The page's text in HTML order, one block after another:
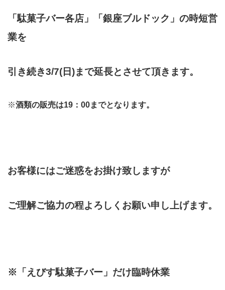
「駄菓子バー各店」「銀座ブルドック」の時短営
業を
引き続き3/7(日)まで延長とさせて頂きます。
※酒類の販売は19：00までとなります。
お客様にはご迷惑をお掛け致しますが
ご理解ご協力の程よろしくお願い申し上げます。
※「えびす駄菓子バー」だけ臨時休業